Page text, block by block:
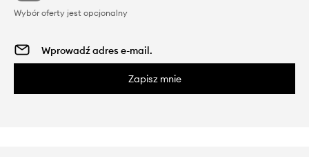
Wybór oferty jest opcjonalny
Zapisz mnie